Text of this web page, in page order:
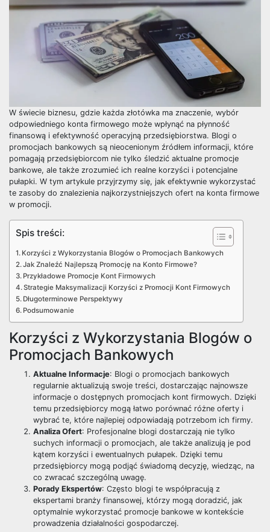
W świecie biznesu, gdzie każda złotówka ma znaczenie, wybór
odpowiedniego konta firmowego może wpłynąć na płynność
finansową i efektywność operacyjną przedsiębiorstwa. Blogi o
promocjach bankowych są nieocenionym źródłem informacji, które
pomagają przedsiębiorcom nie tylko śledzić aktualne promocje
bankowe, ale także zrozumieć ich realne korzyści i potencjalne
pułapki. W tym artykule przyjrzymy się, jak efektywnie wykorzystać
te zasoby do znalezienia najkorzystniejszych ofert na konta firmowe
w promocji.
Spis treści:
Korzyści z Wykorzystania Blogów o Promocjach Bankowych
Jak Znaleźć Najlepszą Promocję na Konto Firmowe?
Przykładowe Promocje Kont Firmowych
Strategie Maksymalizacji Korzyści z Promocji Kont Firmowych
Długoterminowe Perspektywy
Podsumowanie
Korzyści z Wykorzystania Blogów o
Promocjach Bankowych
Aktualne Informacje: Blogi o promocjach bankowych
regularnie aktualizują swoje treści, dostarczając najnowsze
informacje o dostępnych promocjach kont firmowych. Dzięki
temu przedsiębiorcy mogą łatwo porównać różne oferty i
wybrać te, które najlepiej odpowiadają potrzebom ich firmy.
Analiza Ofert: Profesjonalne blogi dostarczają nie tylko
suchych informacji o promocjach, ale także analizują je pod
kątem korzyści i ewentualnych pułapek. Dzięki temu
przedsiębiorcy mogą podjąć świadomą decyzję, wiedząc, na
co zwracać szczególną uwagę.
Porady Ekspertów: Często blogi te współpracują z
ekspertami branży finansowej, którzy mogą doradzić, jak
optymalnie wykorzystać promocje bankowe w kontekście
prowadzenia działalności gospodarczej.